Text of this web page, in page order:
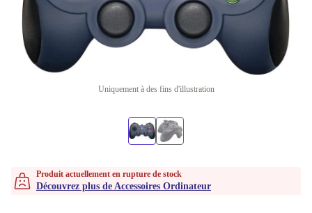
Uniquement à des fins d'illustration
Produit actuellement en rupture de stock
Découvrez plus de Accessoires Ordinateur